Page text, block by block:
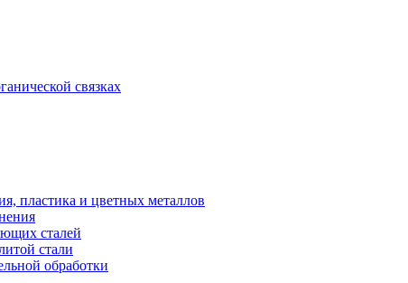
связках
пластика и цветных металлов
сталей
стали
обработки